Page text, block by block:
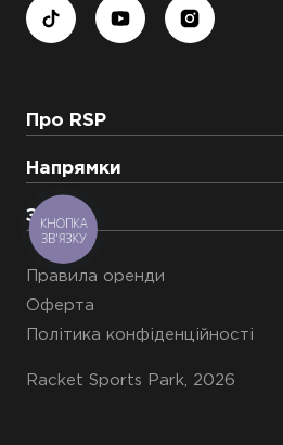
Про RSP
Напрямки
Запис
Racket Sports Park, 2026
Політика конфіденційності
Оферта
Правила оренди
КНОПКА
ЗВ'ЯЗКУ